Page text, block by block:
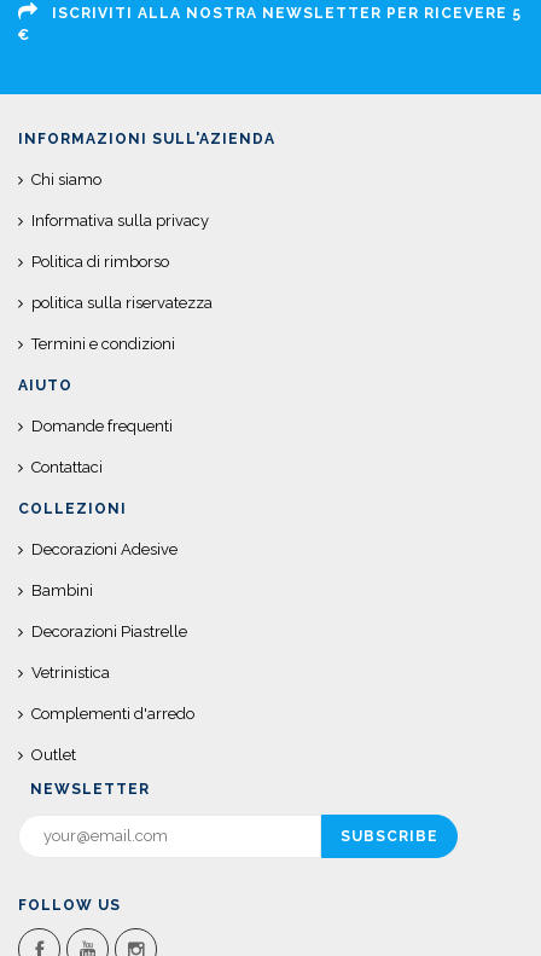
ISCRIVITI ALLA NOSTRA NEWSLETTER PER RICEVERE 5
€
INFORMAZIONI SULL'AZIENDA
Chi siamo
Informativa sulla privacy
Politica di rimborso
politica sulla riservatezza
Termini e condizioni
AIUTO
Domande frequenti
Contattaci
COLLEZIONI
Decorazioni Adesive
Bambini
Decorazioni Piastrelle
Vetrinistica
Complementi d'arredo
Outlet
NEWSLETTER
FOLLOW US